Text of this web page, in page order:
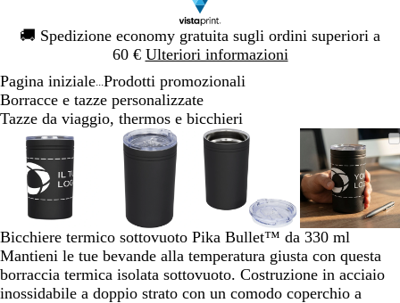
🚚 Spedizione economy gratuita sugli ordini superiori a
60 € Ulteriori informazioni
Diapositiva
1
Pagina iniziale Prodotti promozionali
Borracce e tazze personalizzate
Tazze da viaggio, thermos e bicchieri
L’immagine
può
essere
ingrandita
Ingrandito
a
minimo
Clicca
per
allargare
Usa
i
comandi
per
ingrandire
o
L’immagine
può
essere
ingrandita
Ingrandito
a
minimo
Clicca
per
allargare
Usa
i
comandi
+
per
ingrandire
o
L’immagine
può
ingrandita
Ingrandito
a
Clicca
allargare
Usa
i
comandi
e
+
ingrandire
può
essere
a
minimo
Clicca
per
Usa
i
+
e
+
Diapositiva
Bicchiere termico sottovuoto Pika Bullet™ da 330 ml
Mantieni le tue bevande alla temperatura giusta con questa
borraccia termica isolata sottovuoto. Costruzione in acciaio
inossidabile a doppio strato con un comodo coperchio a